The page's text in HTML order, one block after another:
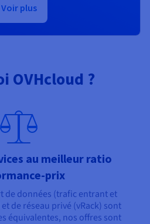
Voir plus
OVHcloud ?
au meilleur ratio
prix
de données (trafic entrant et
de réseau privé (vRack) sont
équivalentes, nos offres sont